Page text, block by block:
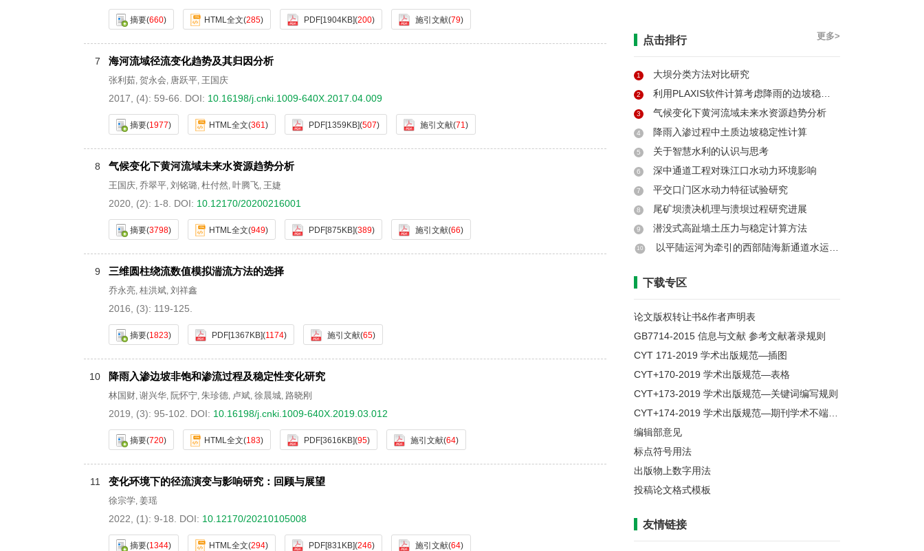
摘要(660) HTML全文(285) PDF[1904KB](200) 施引文献(79)
7 海河流域径流变化趋势及其归因分析
张利茹, 贺永会, 唐跃平, 王国庆
2017, (4): 59-66. DOI: 10.16198/j.cnki.1009-640X.2017.04.009
摘要(1977) HTML全文(361) PDF[1359KB](507) 施引文献(71)
8 气候变化下黄河流域未来水资源趋势分析
王国庆, 乔翠平, 刘铭璐, 杜付然, 叶腾飞, 王婕
2020, (2): 1-8. DOI: 10.12170/20200216001
摘要(3798) HTML全文(949) PDF[875KB](389) 施引文献(66)
9 三维圆柱绕流数值模拟湍流方法的选择
乔永亮, 桂洪斌, 刘祥鑫
2016, (3): 119-125.
摘要(1823) PDF[1367KB](1174) 施引文献(65)
10 降雨入渗边坡非饱和渗流过程及稳定性变化研究
林国财, 谢兴华, 阮怀宁, 朱珍德, 卢斌, 徐晨城, 路晓刚
2019, (3): 95-102. DOI: 10.16198/j.cnki.1009-640X.2019.03.012
摘要(720) HTML全文(183) PDF[3616KB](95) 施引文献(64)
11 变化环境下的径流演变与影响研究：回顾与展望
徐宗学, 姜瑶
2022, (1): 9-18. DOI: 10.12170/20210105008
摘要(1344) HTML全文(294) PDF[831KB](246) 施引文献(64)
点击排行 更多>
1 大坝分类方法对比研究
2 利用PLAXIS软件计算考虑降雨的边坡稳定性
3 气候变化下黄河流域未来水资源趋势分析
4 降雨入渗过程中土质边坡稳定性计算
5 关于智慧水利的认识与思考
6 深中通道工程对珠江口水动力环境影响
7 平交口门区水动力特征试验研究
8 尾矿坝溃决机理与溃坝过程研究进展
9 潜没式高趾墙土压力与稳定计算方法
10 以平陆运河为牵引的西部陆海新通道水运体系和联运模式研究
下载专区
论文版权转让书&作者声明表
GB7714-2015 信息与文献 参考文献著录规则
CYT 171-2019 学术出版规范—插图
CYT+170-2019 学术出版规范—表格
CYT+173-2019 学术出版规范—关键词编写规则
CYT+174-2019 学术出版规范—期刊学术不端行为界定
编辑部意见
标点符号用法
出版物上数字用法
投稿论文格式模板
友情链接